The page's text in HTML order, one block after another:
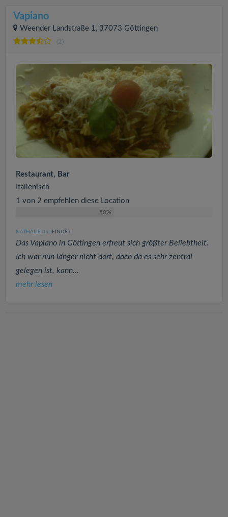
Vapiano
Weender Landstraße 1, 37073 Göttingen
(2)
Restaurant, Bar
Italienisch
1 von 2 empfehlen diese Location
50%
NATHALIE (16 ) FINDET:
Das Vapiano in Göttingen erfreut sich größter Beliebtheit.
Ich war nun länger nicht dort, doch da es sehr zentral
gelegen ist, kann...
mehr lesen